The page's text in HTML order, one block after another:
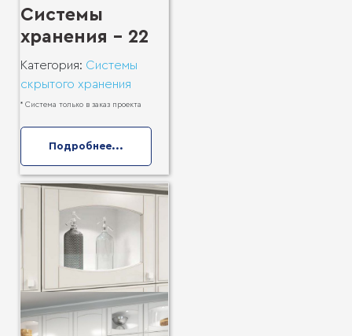
Системы
хранения - 22
Категория: Системы
скрытого хранения
* Система только в заказ проекта
Подробнее...